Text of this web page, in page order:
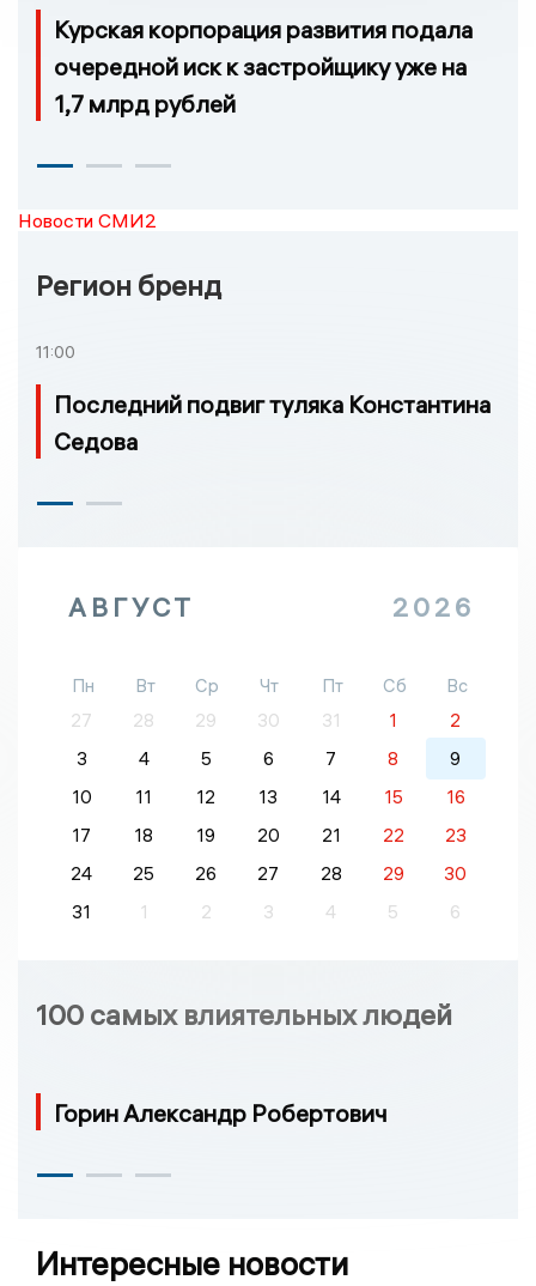
Курская корпорация развития подала
очередной иск к застройщику уже на
1,7 млрд рублей
Новости СМИ2
Регион бренд
11:00
Последний подвиг туляка Константина
Седова
АВГУСТ 2026
Пн Вт Ср Чт Пт Сб
Вс
27
28 29 30 31 1
2
3
4 5 6 7 8
9
10
11 12 13 14 15
16
17
18 19 20 21 22
23
24
25 26 27 28 29
30
31
1 2 3 4 5 6
100 самых влиятельных людей
Горин Александр Робертович
Интересные новости